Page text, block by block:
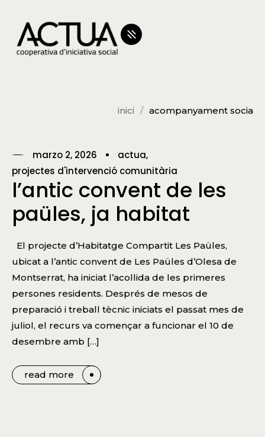
inici acompanyament socia
marzo 2, 2026
actua
projectes d'intervenció comunitària
l’antic convent de les
paüles, ja habitat
El projecte d’Habitatge Compartit Les Paüles,
ubicat a l’antic convent de Les Paüles d’Olesa de
Montserrat, ha iniciat l’acollida de les primeres
persones residents. Després de mesos de
preparació i treball tècnic iniciats el passat mes de
juliol, el recurs va començar a funcionar el 10 de
desembre amb […]
read more